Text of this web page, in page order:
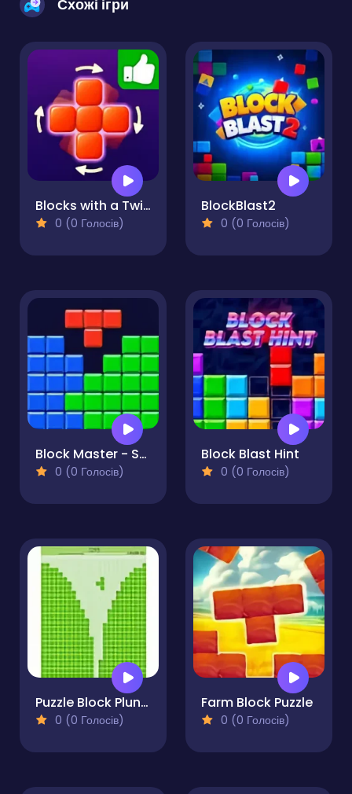
Схожі ігри
Blocks with a Twist
0 (0 Голосів)
BlockBlast2
0 (0 Голосів)
Block Master - Super Puzzle
0 (0 Голосів)
Block Blast Hint
0 (0 Голосів)
Puzzle Block Plunge
0 (0 Голосів)
Farm Block Puzzle
0 (0 Голосів)